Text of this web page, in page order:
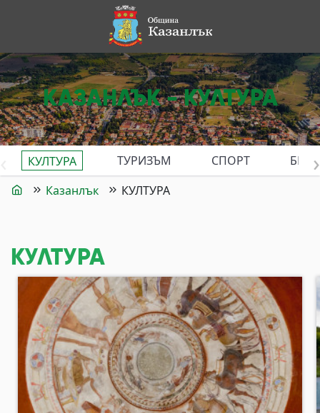
КАЗАНЛЪК - КУЛТУРА
КУЛТУРА ТУРИЗЪМ СПОРТ ›
Казанлък КУЛТУРА
КУЛТУРА